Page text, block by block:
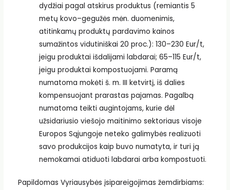
dydžiai pagal atskirus produktus (remiantis 5
metų kovo–gegužės mėn. duomenimis,
atitinkamų produktų pardavimo kainos
sumažintos vidutiniškai 20 proc.): 130–230 Eur/t,
jeigu produktai išdalijami labdarai; 65–115 Eur/t,
jeigu produktai kompostuojami. Paramą
numatoma mokėti š. m. III ketvirtį, iš dalies
kompensuojant prarastas pajamas. Pagalbą
numatoma teikti augintojams, kurie dėl
užsidariusio viešojo maitinimo sektoriaus visoje
Europos Sąjungoje neteko galimybės realizuoti
savo produkcijos kaip buvo numatyta, ir turi ją
nemokamai atiduoti labdarai arba kompostuoti.
Papildomas Vyriausybės įsipareigojimas žemdirbiams: